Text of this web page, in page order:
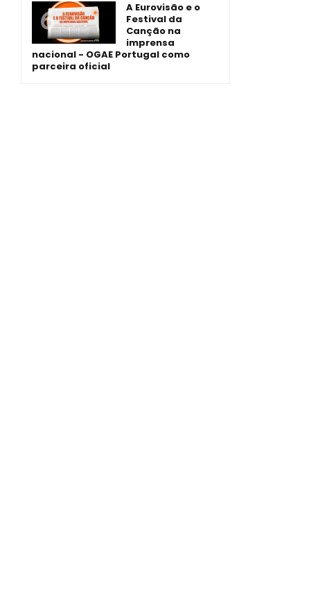
A Eurovisão e o
Festival da
Canção na
imprensa
nacional - OGAE Portugal como
parceira oficial